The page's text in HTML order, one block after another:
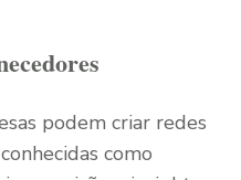
podem criar redes
como